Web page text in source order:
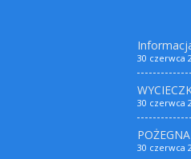
30 czerwca
30 czerwca
30 czerwca